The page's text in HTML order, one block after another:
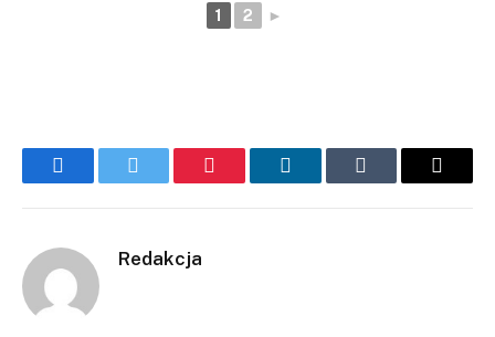
1 2 ►
FacebookTwitter Pinterest LinkedInTumblr Email
Redakcja